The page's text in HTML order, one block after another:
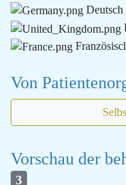
Deutsch
Von
Vorschau der
3